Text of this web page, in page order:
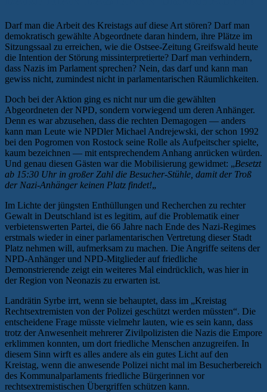
Darf man die Arbeit des Kreistags auf diese Art stören? Darf man
demokratisch gewählte Abgeordnete daran hindern, ihre Plätze im
Sitzungssaal zu erreichen, wie die Ostsee-Zeitung Greifswald heute
die Intention der Störung missinterpretierte? Darf man verhindern,
dass Nazis im Parlament sprechen? Nein, das darf und kann man
gewiss nicht, zumindest nicht in parlamentarischen Räumlichkeiten.
Doch bei der Aktion ging es nicht nur um die gewählten
Abgeordneten der NPD, sondern vorwiegend um deren Anhänger.
Denn es war abzusehen, dass die rechten Demagogen — anders
kann man Leute wie NPDler Michael Andrejewski, der schon 1992
bei den Pogromen von Rostock seine Rolle als Aufpeitscher spielte,
kaum bezeichnen — mit entsprechendem Anhang anrücken würden.
Und genau diesen Gästen war die Mobilisierung gewidmet: „Besetzt
ab 15:30 Uhr in großer Zahl die Besucher-Stühle, damit der Troß
der Nazi-Anhänger keinen Platz findet!„
Im Lichte der jüngsten Enthüllungen und Recherchen zu rechter
Gewalt in Deutschland ist es legitim, auf die Problematik einer
verbietenswerten Partei, die 66 Jahre nach Ende des Nazi-Regimes
erstmals wieder in einer parlamentarischen Vertretung dieser Stadt
Platz nehmen will, aufmerksam zu machen. Die Angriffe seitens der
NPD-Anhänger und NPD-Mitglieder auf friedliche
Demonstrierende zeigt ein weiteres Mal eindrücklich, was hier in
der Region von Neonazis zu erwarten ist.
Landrätin Syrbe irrt, wenn sie behauptet, dass im „Kreistag
Rechtsextremisten von der Polizei geschützt werden müssten“. Die
entscheidene Frage müsste vielmehr lauten, wie es sein kann, dass
trotz der Anwesenheit mehrerer Zivilpolizisten die Nazis die Empore
erklimmen konnten, um dort friedliche Menschen anzugreifen. In
diesem Sinn wirft es alles andere als ein gutes Licht auf den
Kreistag, wenn die anwesende Polizei nicht mal im Besucherbereich
des Kommunalparlaments friedliche Bürgerinnen vor
rechtsextremistischen Übergriffen schützen kann.